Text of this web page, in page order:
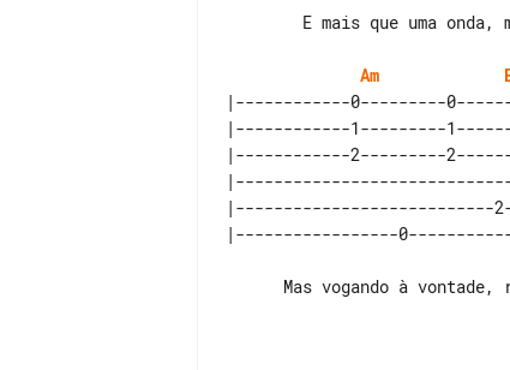
Am
|------------0---------
|------------1---------
|------------2---------
|---------------------------